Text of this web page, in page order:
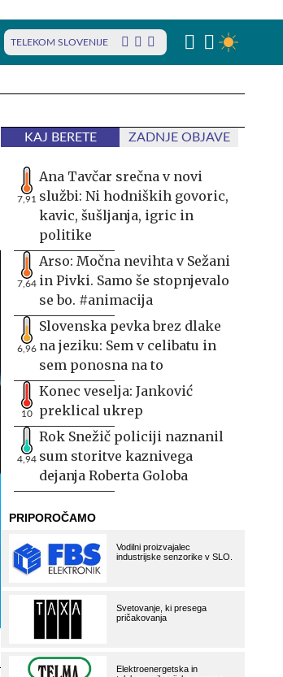
TELEKOM SLOVENIJE
KAJ BERETE ZADNJE OBJAVE
7,91
Ana Tavčar srečna v novi
službi: Ni hodniških govoric,
kavic, šušljanja, igric in
politike
7,64
Arso: Močna nevihta v Sežani
in Pivki. Samo še stopnjevalo
se bo. #animacija
6,96
Slovenska pevka brez dlake
na jeziku: Sem v celibatu in
sem ponosna na to
10
Konec veselja: Janković
preklical ukrep
4,94
Rok Snežič policiji naznanil
sum storitve kaznivega
dejanja Roberta Goloba